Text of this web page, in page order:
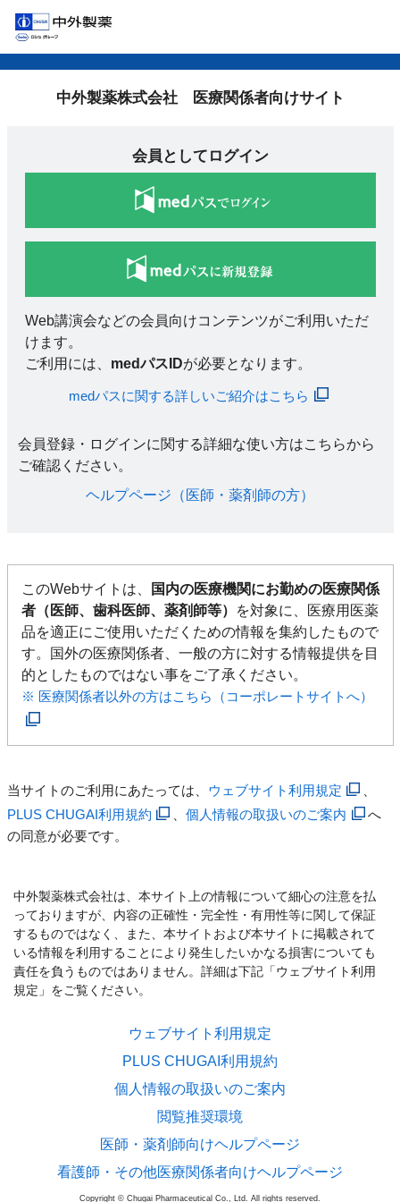
中外製薬株式会社 医療関係者向けサイト
会員としてログイン
Web講演会などの会員向けコンテンツがご利用いただ
けます。
ご利用には、 medパスIDが必要となります。
medパスに関する詳しいご紹介はこちら
会員登録・ログインに関する詳細な使い方はこちらから
ご確認ください。​
ヘルプページ（医師・薬剤師の方）​
このWebサイトは、
国内の医療機関にお勤めの医療関係
者（医師、歯科医師、薬剤師等）
を対象に、医療用医薬
品を適正にご使用いただくための情報を集約したもので
す。国外の医療関係者、一般の方に対する情報提供を目
的としたものではない事をご了承ください。
※ 医療関係者以外の方はこちら（コーポレートサイトへ）
当サイトのご利用にあたっては、 ウェブサイト利用規定
PLUS CHUGAI利用規約
、個人情報の取扱いのご案内
へ
の同意が必要です。
中外製薬株式会社は、本サイト上の情報について細心の注意を払
っておりますが、内容の正確性・完全性・有用性等に関して保証
するものではなく、また、本サイトおよび本サイトに掲載されて
いる情報を利用することにより発生したいかなる損害についても
責任を負うものではありません。詳細は下記「ウェブサイト利用
規定」をご覧ください。
ウェブサイト利用規定
PLUS CHUGAI利用規約
個人情報の取扱いのご案内
閲覧推奨環境
医師・薬剤師向けヘルプページ
看護師・その他医療関係者向けヘルプページ
Copyright © Chugai Pharmaceutical Co., Ltd. All rights reserved.